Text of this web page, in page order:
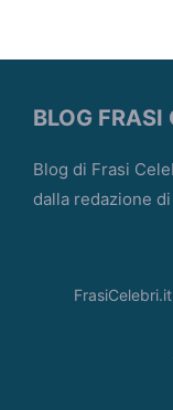
BLOG FRASI
Blog di Frasi
dalla redazione